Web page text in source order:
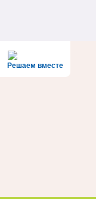
Решаем вместе